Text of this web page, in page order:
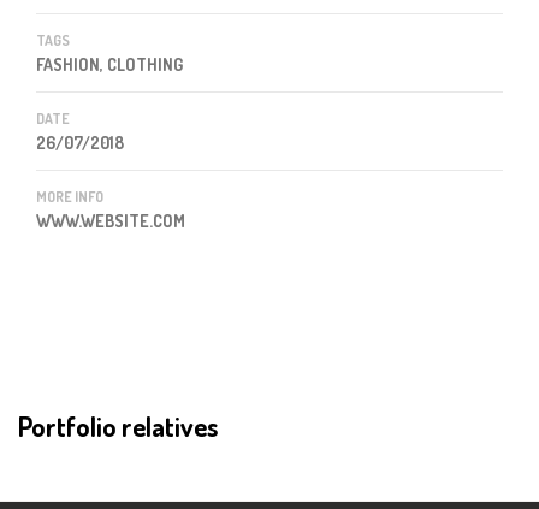
TAGS
FASHION, CLOTHING
DATE
26/07/2018
MORE INFO
WWW.WEBSITE.COM
Portfolio relatives